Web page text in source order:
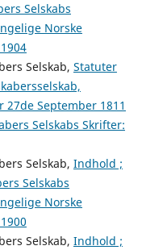
Selskabs
Norske
Selskab, Statuter
September 1811
Selskabs Skrifter:
Selskab, Indhold ;
Selskabs
Norske
Selskab, Indhold ;